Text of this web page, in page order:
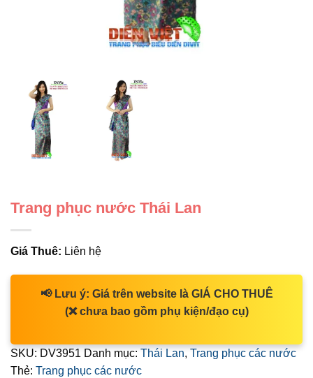
Trang phục nước Thái Lan
Giá Thuê: Liên hệ
📢 Lưu ý: Giá trên website là GIÁ CHO THUÊ
(❌ chưa bao gồm phụ kiện/đạo cụ)
SKU: DV3951 Danh mục: Thái Lan, Trang phục các nước
Thẻ: Trang phục các nước